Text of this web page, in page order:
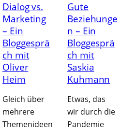
Dialog vs.
Marketing
– Ein
Bloggesprä
ch mit
Oliver
Heim
Gleich über
mehrere
Themenideen
Gute
Beziehunge
n – Ein
Bloggesprä
ch mit
Saskia
Kuhmann
Etwas, das
wir durch die
Pandemie